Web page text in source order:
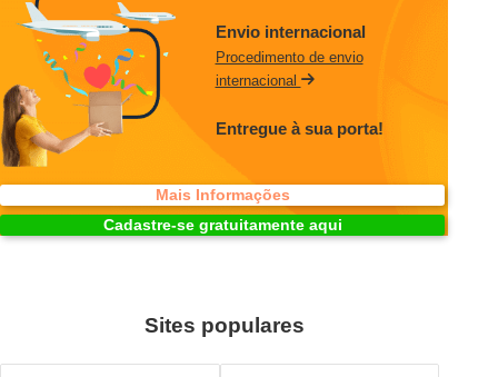
Envio internacional
Procedimento de envio
internacional
Entregue à sua porta!
Mais Informações
Cadastre-se gratuitamente aqui
Sites populares